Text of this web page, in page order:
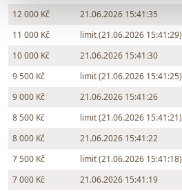
12 000 Kč
21.06.2026 15:41:35
11 000 Kč
limit (21.06.2026 15:41:29)
10 000 Kč
21.06.2026 15:41:30
9 500 Kč
limit (21.06.2026 15:41:25)
9 000 Kč
21.06.2026 15:41:26
8 500 Kč
limit (21.06.2026 15:41:21)
8 000 Kč
21.06.2026 15:41:22
7 500 Kč
limit (21.06.2026 15:41:18)
7 000 Kč
21.06.2026 15:41:19